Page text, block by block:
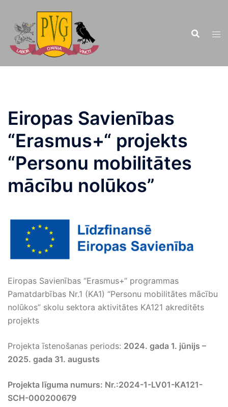
saturu
Eiropas Savienības
“Erasmus+“ projekts
“Personu mobilitātes
mācību nolūkos”
Eiropas Savienības “Erasmus+“ programmas
Pamatdarbības Nr.1 (KA1) “Personu mobilitātes mācību
nolūkos” skolu sektora aktivitātes KA121 akreditēts
projekts
Projekta īstenošanas periods: 2024. gada 1. jūnijs –
2025. gada 31. augusts
Projekta līguma numurs: Nr.:2024-1-LV01-KA121-
SCH-000200679